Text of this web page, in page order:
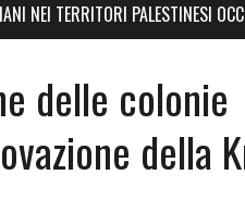
NEI TERRITORI PALESTINESI
delle colonie
della